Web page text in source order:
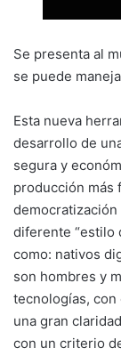
Se presenta al
se puede
Esta nueva
desarrollo de
segura y
producción más
diferente “estilo
como: nativos
son hombres y
tecnologías, con
una gran
con un criterio